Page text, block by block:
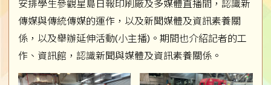
安排學生參觀星島日報印刷廠及多媒體直播間，認識新
傳媒與傳統傳媒的運作，以及新聞媒體及資訊素養關
係，以及舉辦延伸活動(小主播)。期間也介紹記者的工
作、資訊館，認識新聞與媒體及資訊素養關係。